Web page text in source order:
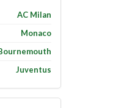
AC Milan
Monaco
Juventus